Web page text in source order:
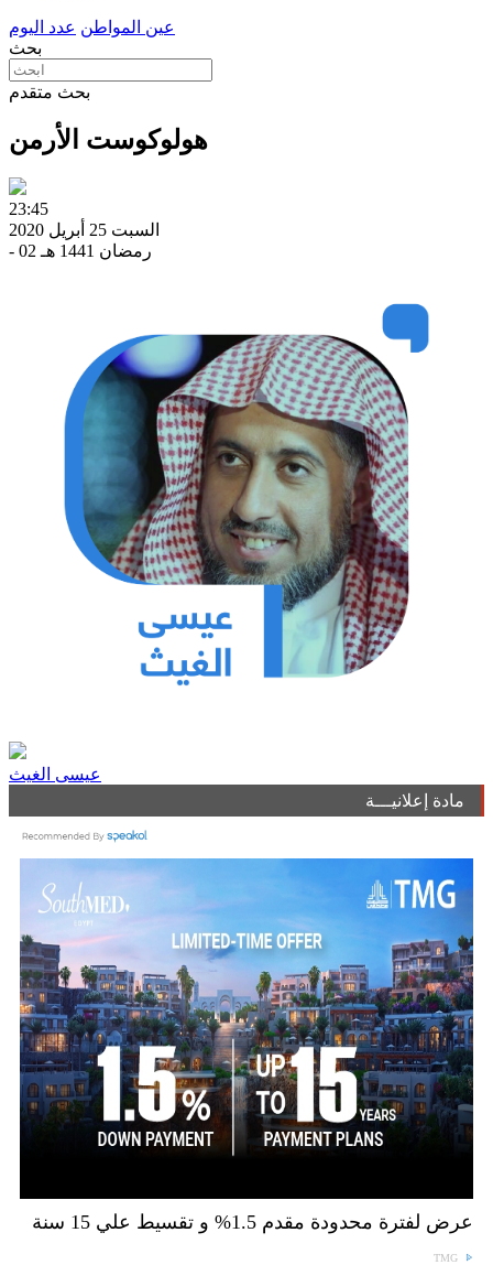
عين المواطن عدد اليوم
بحث
بحث متقدم
هولوكوست الأرمن
23:45
السبت 25 أبريل 2020
- 02 رمضان 1441 هـ
عيسى الغيث
مادة إعلانيـــة
عرض لفترة محدودة مقدم 1.5% و تقسيط علي 15 سنة
TMG